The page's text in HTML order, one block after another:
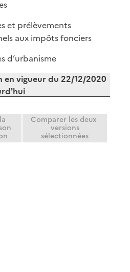
et prélèvements
aux impôts fonciers
d’urbanisme
la période
en vigueur du 22/12/2020
Comparer les deux
versions
sélectionnées